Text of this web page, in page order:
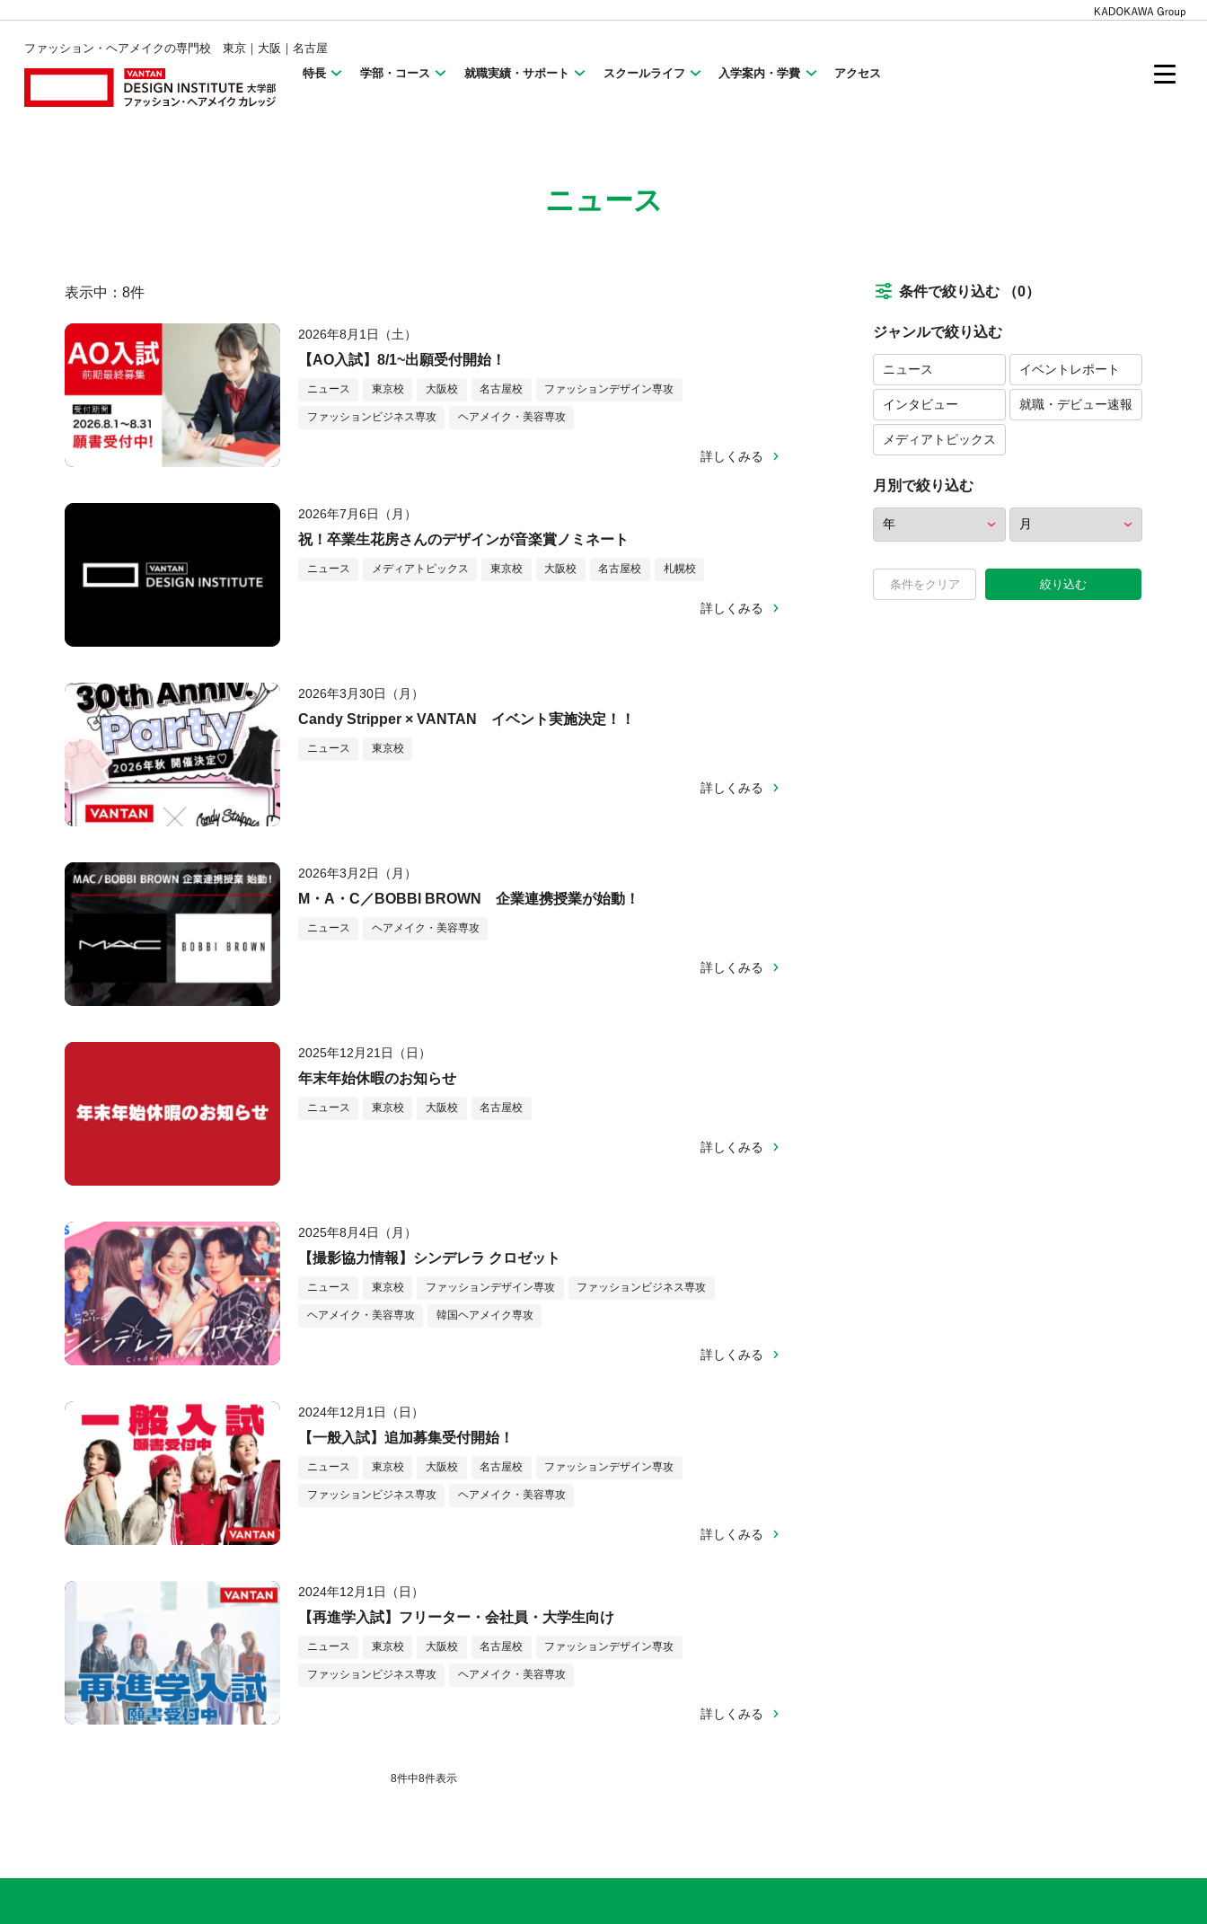
ファッション・ヘアメイクの専門校 東京｜大阪｜名古屋
特長
学部・コース 就職実績・サポート スクールライフ 入学案内・学費 アクセス
ニュース
表示中： 8件
2026年8月1日（土）
【AO入試】8/1~出願受付開始！
ニュース 東京校 大阪校 名古屋校 ファッションデザイン専攻
ファッションビジネス専攻 ヘアメイク・美容専攻
詳しくみる
2026年7月6日（月）
祝！卒業生花房さんのデザインが音楽賞ノミネート
ニュース メディアトピックス 東京校 大阪校 名古屋校 札幌校
詳しくみる
2026年3月30日（月）
Candy Stripper × VANTAN イベント実施決定！！
ニュース 東京校
詳しくみる
2026年3月2日（月）
M・A・C／BOBBI BROWN 企業連携授業が始動！
ニュース ヘアメイク・美容専攻
詳しくみる
2025年12月21日（日）
年末年始休暇のお知らせ
ニュース 東京校 大阪校 名古屋校
詳しくみる
2025年8月4日（月）
【撮影協力情報】シンデレラ クロゼット
ニュース 東京校 ファッションデザイン専攻 ファッションビジネス専攻
ヘアメイク・美容専攻 韓国ヘアメイク専攻
詳しくみる
2024年12月1日（日）
【一般入試】追加募集受付開始！
ニュース 東京校 大阪校 名古屋校 ファッションデザイン専攻
ファッションビジネス専攻 ヘアメイク・美容専攻
詳しくみる
2024年12月1日（日）
【再進学入試】フリーター・会社員・大学生向け
ニュース 東京校 大阪校 名古屋校 ファッションデザイン専攻
ファッションビジネス専攻 ヘアメイク・美容専攻
詳しくみる
8件中8件表示
条件で絞り込む （0）
ジャンルで絞り込む
ニュース イベントレポート
インタビュー 就職・デビュー速報
メディアトピックス
月別で絞り込む
条件をクリア 絞り込む